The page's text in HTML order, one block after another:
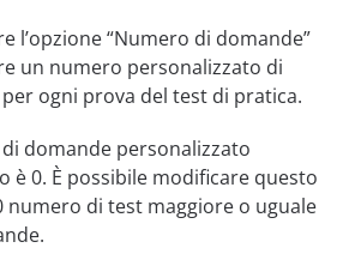
l’opzione “Numero di domande”
un numero personalizzato di
ogni prova del test di pratica.
domande personalizzato
è 0. È possibile modificare questo
numero di test maggiore o uguale